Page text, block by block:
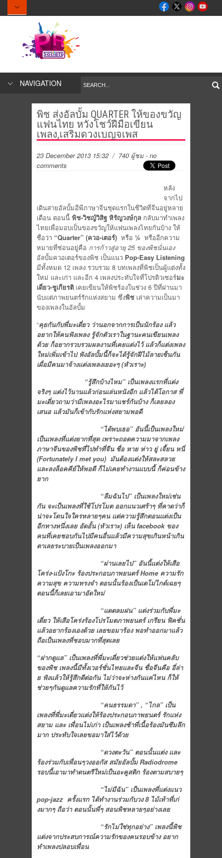
NAVIGATION
พิช ส่งอัลบั้ม QUARTER ให้ของขวัญ
แฟนไทย หวังโชว์ฝีมือเขียน
เพลง,เสริมดวงเบญจเพส
23 December 2013 15:32/ 740 ผู้ชม - no
comments
หลัง
จากไป
เดินสายอัลบั้มอีพีภาษาจีนชุดแรกในชีวิตที่จีนอยู่หลาย
เดือน ตอนนี้ พิช-วิชญ์วิสิฐ หิรัญวงษ์กุล กลับมาทำเพลง
ไทยเพื่อมอบเป็นของขวัญให้แฟนเพลงไทยกันบ้าง ให้
ชื่อว่า “Quarter” (ควอ-เตอร์) หรือ ¼ หรืออีกความ
หมายที่ซ่อนอยู่คือ การก้าวสู่อายุ 25 ของพิชนั่นเอง
อัลบั้มควอเตอร์ของพิช เป็นแนว Pop-Easy Listening
มีทั้งหมด 12 เพลง รวบรวม 8 บทเพลงที่พิชเป็นผู้แต่งทั้ง
ใหม่ และเก่า และอีก 4 เพลงประทับใจที่โปรดิวเซอร์มะ
เดี่ยว-ชูเกียรติ เคยเขียนให้พิชร้องในช่วง 6 ปีที่ผ่านมา
นับแต่ภาพยนตร์รักแห่งสยาม ซึ่งพิช เล่าความเป็นมา
ของเพลงในอัลบั้ม
“คุยกันกับพี่มะเดี่ยว ว่านอกจากการเป็นนักร้อง แล้ว
อยากให้คนฟังเพลง รู้จักตัวเราในฐานะคนเขียนเพลง
ด้วย ก็อยากรวบรวมผลงานที่เคยแต่งไว้ แล้วก็แต่งเพลง
ใหม่เพิ่มเข้าไป ฟังอัลบั้มนี้ก็จะได้รู้จักฝีไม้ลายเซ็นกัน
เผื่อมีคนมาจ้างแต่งเพลงเยอะๆ (หัวเราะ)
“รู้สึกบ้างไหม” เป็นเพลงแรกที่แต่ง
จริงๆ แต่งไว้นานแล้วก่อนเล่นหนังอีก แล้วได้โอกาส พี่
มะเดี่ยวถามว่ามีเพลงอะไรมาแชร์กันบ้าง ก็เลยลอง
เสนอ แล้วมันก็เข้ากับรักแห่งสยามพอดี
“ได้พบเธอ” อันนี้เป็นเพลงใหม่
เป็นเพลงที่แต่งยากที่สุด เพราะถอดความมาจากเพลง
ภาษาจีนของพิชที่ไปทำที่จีน ชื่อ หาย ห่าว ยู่ เจี้ยน หนี่
(Fortunately I met you) มันต้องแต่งให้สละสลวย
และลงล็อคคีย์ให้พอดี ก็ไม่เคยทำงานแบบนี้ ก็ค่อนข้าง
ยาก
“ลืมฉันไป” เป็นเพลงใหม่เช่น
กัน จะเป็นเพลงที่ใช้โปรโมต ออกแนวเศร้าๆ ที่คาดว่าก็
น่าจะโดนใจใครหลายๆคน แต่ความรู้สึกตอนแต่งเป็น
อีกทางหนึ่งเลย อัดอั้น (หัวเราะ) เห็นfacebook ของ
คนที่เคยชอบกันไปมีคนอื่นแล้วมีความสุขเกินหน้าเกิน
ตาเลยระบายเป็นเพลงออกมา
“ผ่านเลยไป” อันนี้แต่งให้เสือ
โคร่ง-แป้งโกะ ร้องประกอบภาพยนตร์ Home ความรัก
ความสุข ความทรงจำ ตอนนั้นร้องเป็นเดโม่ไกด์เฉยๆ
ตอนนี้ก็เลยเอามาอัดใหม่
“แดดลมฝน” แต่งร่วมกับพี่มะ
เดี่ยว ให้เสือโคร่งร้องโปรโมตภาพยนตร์ เกรียน ฟิคชั่น
แล้วอยากร้องเองด้วย เลยขอมาร้อง พอทำออกมาแล้ว
ถือเป็นเพลงที่ชอบมากที่สุดเลย
“ฝากดูแล” เป็นเพลงที่พี่มะเดี่ยวช่วยแต่งให้แฟนคลับ
ของพิช เพลงนี้มีทั้งเวอร์ชั่นไทยและจีน ชื่อจีนคือ อี่ล่า
ย ฟังแล้วให้รู้สึกดีต่อกัน ไม่ว่าจะห่างกันแค่ไหน ก็ให้
ช่วยๆกันดูแลความรักที่ให้กันไว้
“คนธรรมดา” , “ไกล” เป็น
เพลงที่พี่มะเดี่ยวแต่งให้ร้องประกอบภาพยนตร์ รักแห่ง
สยาม และ เพื่อนไม่เก่า เป็นเพลงช้าที่เนื้อร้องมันซึมลึก
มาก ประทับใจเลยขอมาใส่ไว้ด้วย
“ดวงตะวัน” ตอนนั้นแต่ง และ
ร้องร่วมกับเพื่อนๆวงออกัส สมัยอัลบั้มRadiodrome
รอบนี้เอามาทำดนตรีใหม่เป็นอะคูสติก ร้องตามสบายๆ
“ไม่มีฉัน” เป็นเพลงที่แต่งแนว
pop-jazz ครั้งแรก ได้ทำงานร่วมกับวง 8 ไม้เท้าที่เก่
งมากๆ ถือว่า ตอนนั้นพี่ๆ สอนพิชหลายๆอย่างเลย
“รักไม่ใช่ทุกอย่าง” เพลงนี้พิช
แต่งจากประสบการณ์ความรักของคนรอบข้าง อยาก
ทำเพลงปลอบเพื่อน